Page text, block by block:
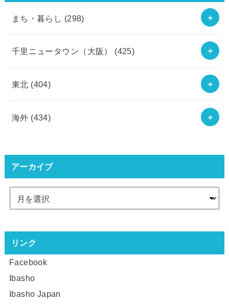
まち・暮らし (298)
千里ニュータウン（大阪） (425)
東北 (404)
海外 (434)
アーカイブ
リンク
Facebook
Ibasho
Ibasho Japan